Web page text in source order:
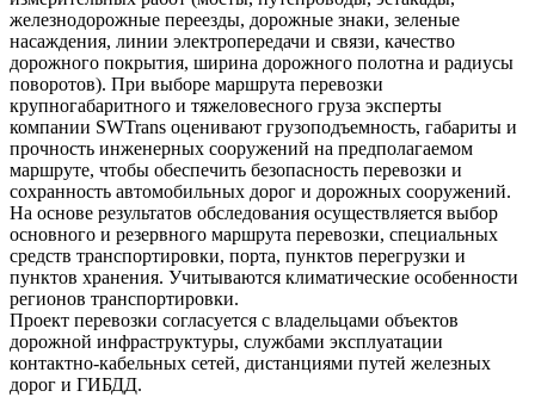
железнодорожные переезды, дорожные знаки, зеленые
насаждения, линии электропередачи и связи, качество
дорожного покрытия, ширина дорожного полотна и радиусы
поворотов). При выборе маршрута перевозки
крупногабаритного и тяжеловесного груза эксперты
компании SWTrans оценивают грузоподъемность, габариты и
прочность инженерных сооружений на предполагаемом
маршруте, чтобы обеспечить безопасность перевозки и
сохранность автомобильных дорог и дорожных сооружений.
На основе результатов обследования осуществляется выбор
основного и резервного маршрута перевозки, специальных
средств транспортировки, порта, пунктов перегрузки и
пунктов хранения. Учитываются климатические особенности
регионов транспортировки.
Проект перевозки согласуется с владельцами объектов
дорожной инфраструктуры, службами эксплуатации
контактно-кабельных сетей, дистанциями путей железных
дорог и ГИБДД.